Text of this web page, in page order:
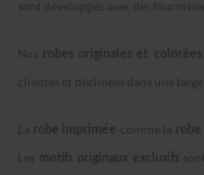
sont développés avec des
robes originales et colorées
clientes et déclinées dans une
robe imprimée comme la robe
motifs originaux exclusifssont